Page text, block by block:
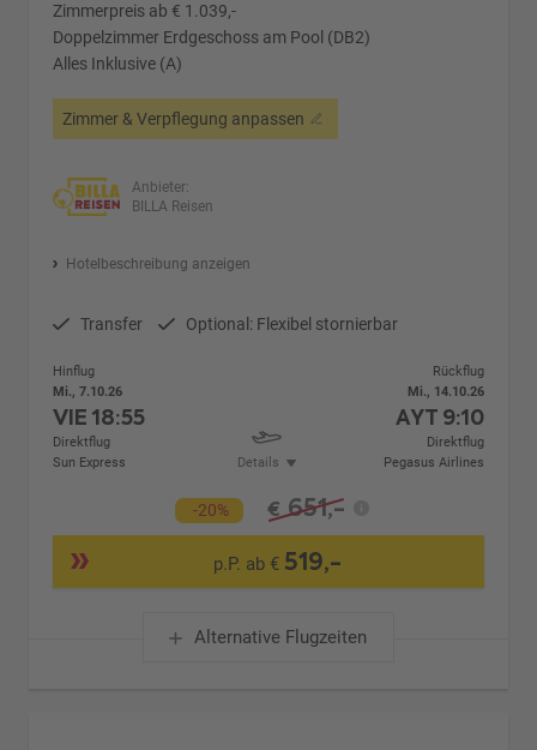
Zimmerpreis ab € 1.039,-
Doppelzimmer Erdgeschoss am Pool (DB2)
Alles Inklusive (A)
Zimmer & Verpflegung anpassen
Anbieter:
BILLA Reisen
Hotelbeschreibung anzeigen
Transfer Optional: Flexibel stornierbar
Hinflug
Mi., 7.10.26
VIE18:55
Direktflug
Sun Express
Details
Rückflug
Mi., 14.10.26
AYT 9:10
Direktflug
Pegasus Airlines
-20% € 651,-
p.P. ab € 519,-
Alternative Flugzeiten